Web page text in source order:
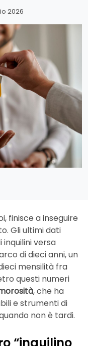
2026
finisce a inseguire
Gli ultimi dati
inquilini versa
di dieci anni, un
mensilità fra
questi numeri
, che ha
e strumenti di
non è tardi.
“inquilino